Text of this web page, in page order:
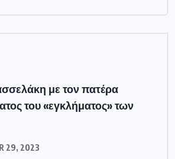
με τον πατέρα
του «εγκλήματος» των
29, 2023